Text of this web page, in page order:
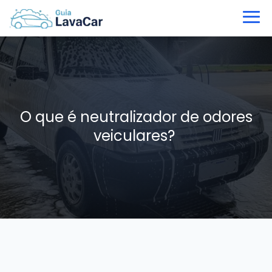
O que é neutralizador de odores
veiculares?